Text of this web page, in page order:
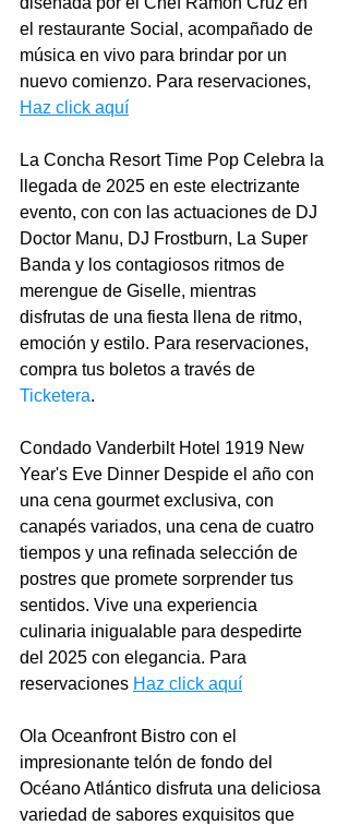
el restaurante Social, acompañado de
música en vivo para brindar por un
nuevo comienzo. Para reservaciones,
Haz click aquí
La Concha Resort Time Pop Celebra la
llegada de 2025 en este electrizante
evento, con con las actuaciones de DJ
Doctor Manu, DJ Frostburn, La Super
Banda y los contagiosos ritmos de
merengue de Giselle, mientras
disfrutas de una fiesta llena de ritmo,
emoción y estilo. Para reservaciones,
compra tus boletos a través de
Ticketera.
Condado Vanderbilt Hotel 1919 New
Year's Eve Dinner Despide el año con
una cena gourmet exclusiva, con
canapés variados, una cena de cuatro
tiempos y una refinada selección de
postres que promete sorprender tus
sentidos. Vive una experiencia
culinaria inigualable para despedirte
del 2025 con elegancia. Para
reservaciones Haz click aquí
Ola Oceanfront Bistro con el
impresionante telón de fondo del
Océano Atlántico disfruta una deliciosa
variedad de sabores exquisitos que